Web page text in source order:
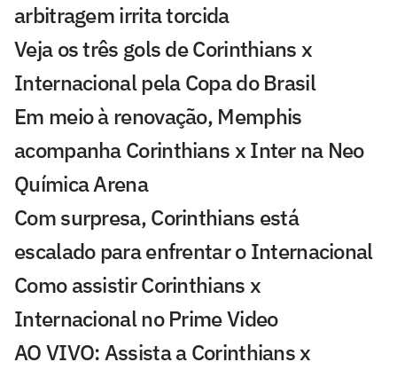
arbitragem irrita torcida
Veja os três gols de Corinthians x
Internacional pela Copa do Brasil
Em meio à renovação, Memphis
acompanha Corinthians x Inter na Neo
Química Arena
Com surpresa, Corinthians está
escalado para enfrentar o Internacional
Como assistir Corinthians x
Internacional no Prime Video
AO VIVO: Assista a Corinthians x